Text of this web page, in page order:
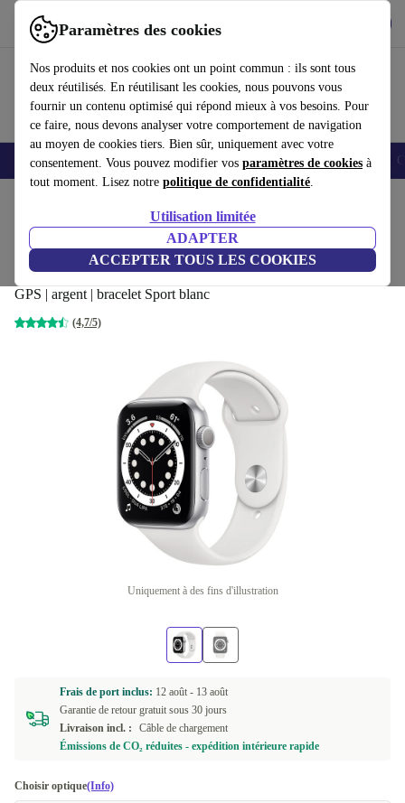
Paramètres des cookies
Nos produits et nos cookies ont un point commun : ils sont tous
deux réutilisés. En réutilisant les cookies, nous pouvons vous
fournir un contenu optimisé qui répond mieux à vos besoins. Pour
ce faire, nous devons analyser votre comportement de navigation
au moyen de cookies tiers. Bien sûr, uniquement avec votre
consentement. Vous pouvez modifier vos paramètres de cookies à
tout moment. Lisez notre politique de confidentialité.
Utilisation limitée
ADAPTER
ACCEPTER TOUS LES COOKIES
Utilisez refurbed rapidement et facilement
Smartphones Laptops Tablettes Montres connectées Accessoires
Apple Watch Series 6
Aluminium 44 mm (2020)
GPS | argent | bracelet Sport blanc
(4,7/5)
179,99 €
Uniquement à des fins d'illustration
Frais de port inclus: 12 août - 13 août
Garantie de retour gratuit sous 30 jours
Livraison incl. :
Câble de chargement
Émissions de CO₂ réduites - expédition intérieure rapide
Choisir optique(Info)